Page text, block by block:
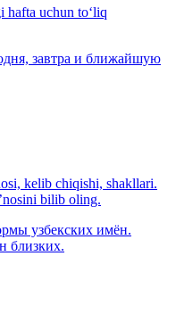
uchun to‘liq
завтра и ближайшую
kelib chiqishi, shakllari.
bilib oling.
узбекских имён.
близких.